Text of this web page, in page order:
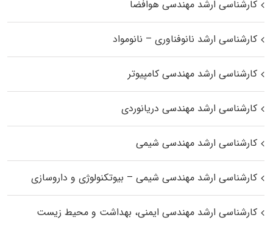
کارشناسی ارشد مهندسی هوافضا
کارشناسی ارشد نانوفناوری – نانومواد
کارشناسی ارشد مهندسی کامپیوتر
کارشناسی ارشد مهندسی دریانوردی
کارشناسی ارشد مهندسی شیمی
کارشناسی ارشد مهندسی شیمی – بیوتکنولوژی و داروسازی
کارشناسی ارشد مهندسی ایمنی، بهداشت و محیط زیست